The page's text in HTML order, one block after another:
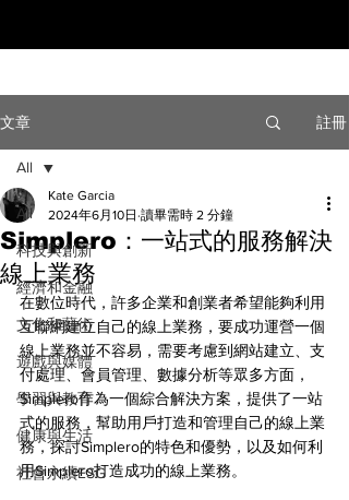
文章 註冊
All
科技與創新
經濟和金融
文化和藝術
遊戲與媒體
學習與教育
健康與生活
社會永續ESG
All
Simplero：一站式的服務解決
線上業務
Kate Garcia
2024年6月10日 讀畢需時 2 分鐘
在數位時代，許多企業和創業者希望能夠利用
互聯網建立自己的線上業務，要成功運營一個
線上業務並不容易，需要考慮到網站建立、支
付處理、會員管理、數據分析等眾多方面，
Simplero作為一個綜合解決方案，提供了一站
式的服務，幫助用戶打造和管理自己的線上業
務，探討Simplero的特色和優勢，以及如何利
用Simplero打造成功的線上業務。